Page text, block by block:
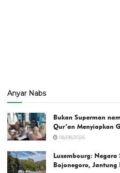
Anyar Nabs
Bukan Superman
Qur’an Menyiapkan
08/08/2026
Luxembourg: Negara
Bojonegoro, Jantung